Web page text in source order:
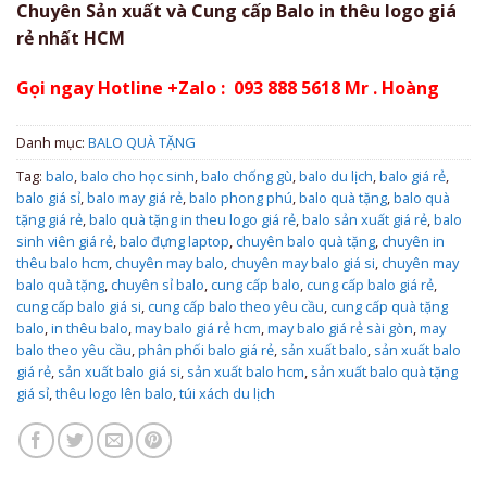
Chuyên Sản xuất và Cung cấp Balo in thêu logo giá
rẻ nhất HCM
Gọi ngay Hotline +Zalo : 093 888 5618 Mr . Hoàng
Danh mục: BALO QUÀ TẶNG
Tag: balo balo cho học sinh balo chống gù balo du lịch balo giá rẻ
balo giá sỉ balo may giá rẻ balo phong phú balo quà tặng balo quà
tặng giá rẻ balo quà tặng in theu logo giá rẻ balo sản xuất giá rẻ balo
sinh viên giá rẻ balo đựng laptop chuyên balo quà tặng chuyên in
thêu balo hcm chuyên may balo chuyên may balo giá si chuyên may
balo quà tặng chuyên sỉ balo cung cấp balo cung cấp balo giá rẻ
cung cấp balo giá si cung cấp balo theo yêu cầu cung cấp quà tặng
balo in thêu balo may balo giá rẻ hcm may balo giá rẻ sài gòn may
balo theo yêu cầu phân phối balo giá rẻ sản xuất balo sản xuất balo
giá rẻ sản xuất balo giá si sản xuất balo hcm sản xuất balo quà tặng
giá sỉ thêu logo lên balo túi xách du lịch